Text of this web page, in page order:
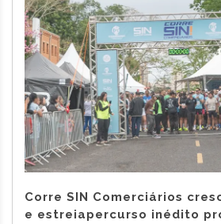
Corre SIN Comerciários
e estreiapercurso inédito